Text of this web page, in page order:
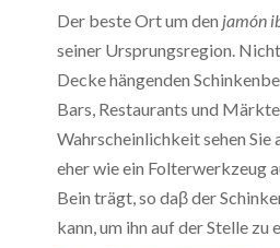
Der beste Ort um den jamón
seiner Ursprungsregion.
Decke hängenden
Bars, Restaurants und
Wahrscheinlichkeit sehen Sie
eher wie ein Folterwerkzeug
Bein trägt, so daβ der
kann, um ihn auf der Stelle zu